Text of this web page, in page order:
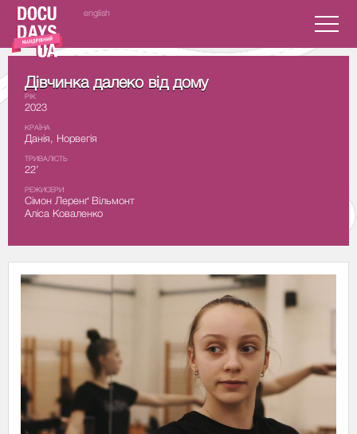
english
Дівчинка далеко від дому
РІК
2023
КРАЇНА
Данія, Норвегія
ТРИВАЛІСТЬ
22’
РЕЖИСЕРИ
Сімон Леренґ Вільмонт
Аліса Коваленко